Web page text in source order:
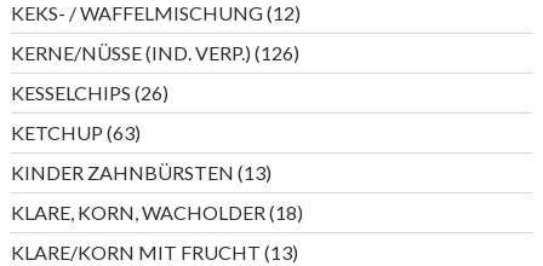
KEKS- / WAFFELMISCHUNG 1212
Produkte
KERNE/NÜSSE (IND. VERP.) 126126
Produkte
KESSELCHIPS 2626
Produkte
KETCHUP 6363
Produkte
KINDER ZAHNBÜRSTEN 1313
Produkte
KLARE, KORN, WACHOLDER 1818
Produkte
KLARE/KORN MIT FRUCHT 1313